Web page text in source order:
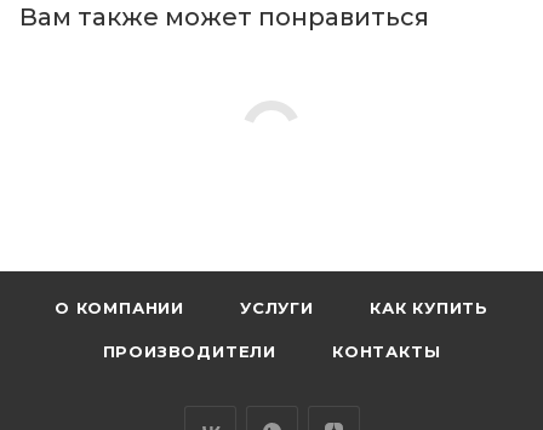
Вам также может понравиться
О КОМПАНИИ УСЛУГИ КАК КУПИТЬ
ПРОИЗВОДИТЕЛИ КОНТАКТЫ